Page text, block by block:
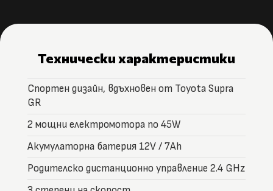
Технически характеристики
Спортен дизайн, вдъхновен от Toyota Supra
GR
2 мощни електромотора по 45W
Акумулаторна батерия 12V / 7Ah
Родителско дистанционно управление 2.4 GHz